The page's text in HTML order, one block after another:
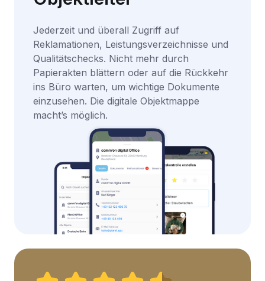
Jederzeit und überall Zugriff auf
Reklamationen, Leistungsverzeichnisse und
Qualitätschecks. Nicht mehr durch
Papierakten blättern oder auf die Rückkehr
ins Büro warten, um wichtige Dokumente
einzusehen. Die digitale Objektmappe
macht’s möglich.